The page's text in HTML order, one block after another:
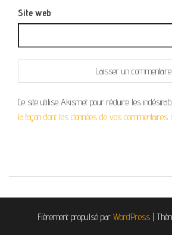
Site web
Ce site utilise Akismet pour réduire les
la façon dont les données de vos commentaires
Fièrement propulsé par WordPress |